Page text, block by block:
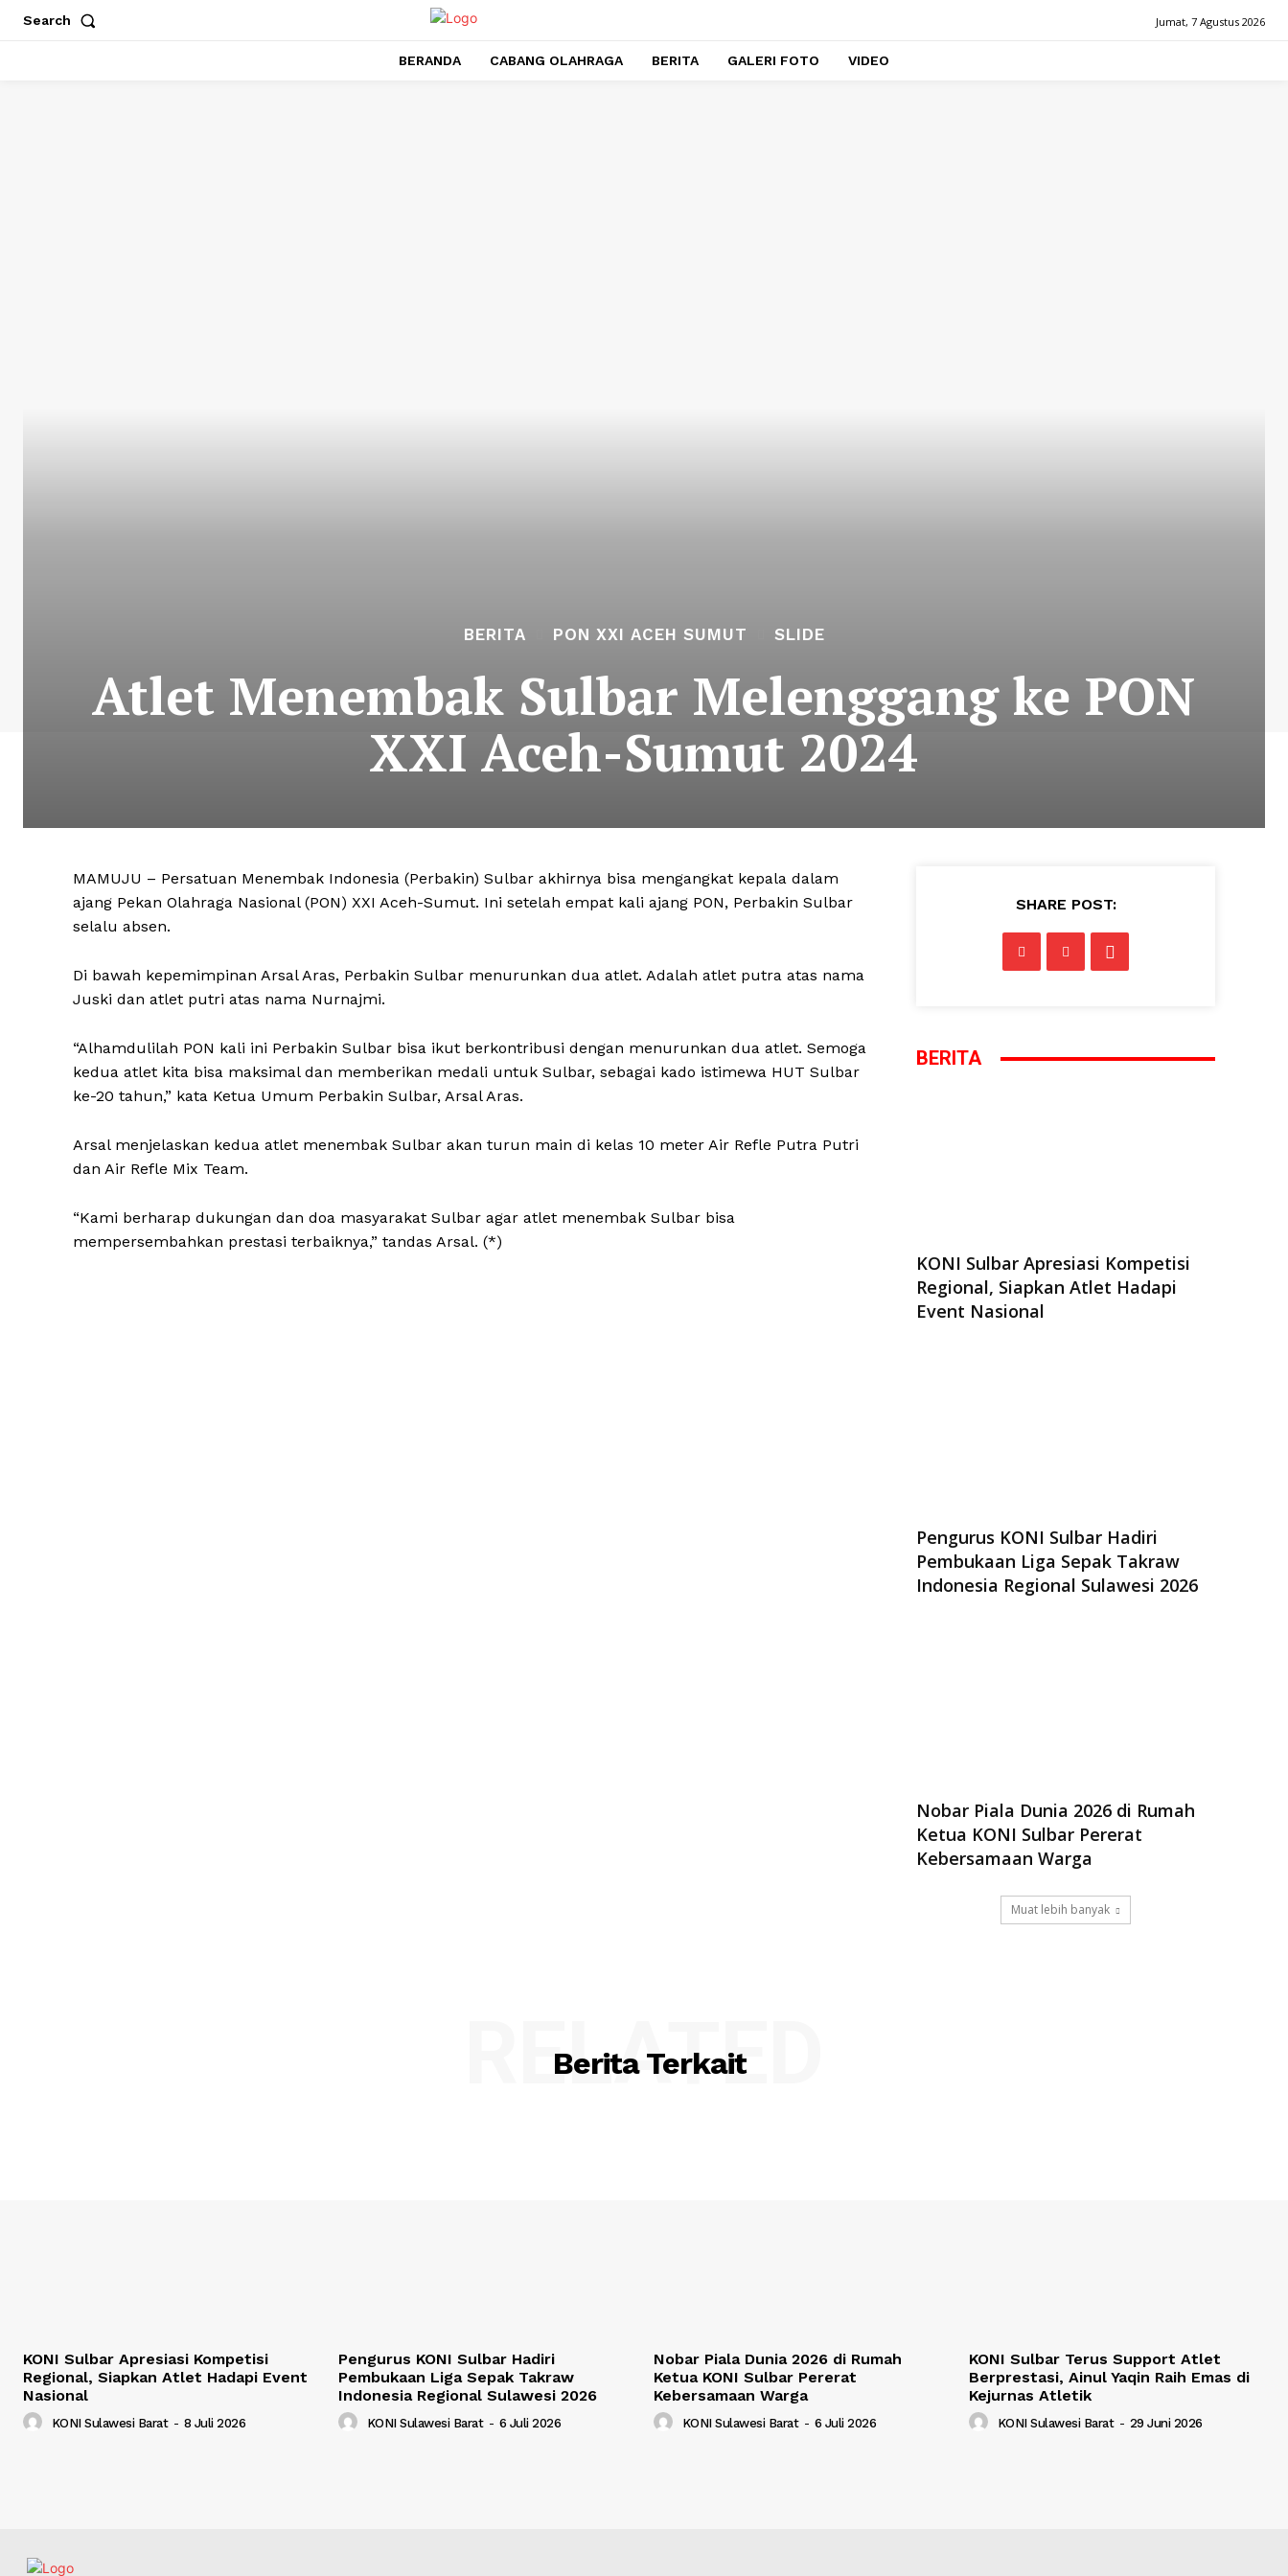
Search Jumat, 7 Agustus 2026
BERANDA CABANG OLAHRAGA BERITA GALERI FOTO VIDEO
BERITA PON XXI ACEH SUMUT SLIDE
Atlet Menembak Sulbar Melenggang ke PON
XXI Aceh-Sumut 2024
MAMUJU – Persatuan Menembak Indonesia (Perbakin) Sulbar akhirnya bisa mengangkat kepala dalam
ajang Pekan Olahraga Nasional (PON) XXI Aceh-Sumut. Ini setelah empat kali ajang PON, Perbakin Sulbar
selalu absen.
Di bawah kepemimpinan Arsal Aras, Perbakin Sulbar menurunkan dua atlet. Adalah atlet putra atas nama
Juski dan atlet putri atas nama Nurnajmi.
“Alhamdulilah PON kali ini Perbakin Sulbar bisa ikut berkontribusi dengan menurunkan dua atlet. Semoga
kedua atlet kita bisa maksimal dan memberikan medali untuk Sulbar, sebagai kado istimewa HUT Sulbar
ke-20 tahun,” kata Ketua Umum Perbakin Sulbar, Arsal Aras.
Arsal menjelaskan kedua atlet menembak Sulbar akan turun main di kelas 10 meter Air Refle Putra Putri
dan Air Refle Mix Team.
“Kami berharap dukungan dan doa masyarakat Sulbar agar atlet menembak Sulbar bisa
mempersembahkan prestasi terbaiknya,” tandas Arsal. (*)
SHARE POST:
BERITA
KONI Sulbar Apresiasi Kompetisi
Regional, Siapkan Atlet Hadapi
Event Nasional
Pengurus KONI Sulbar Hadiri
Pembukaan Liga Sepak Takraw
Indonesia Regional Sulawesi 2026
Nobar Piala Dunia 2026 di Rumah
Ketua KONI Sulbar Pererat
Kebersamaan Warga
Muat lebih banyak
Berita Terkait
RELATED
KONI Sulbar Apresiasi Kompetisi
Regional, Siapkan Atlet Hadapi Event
Nasional
KONI Sulawesi Barat - 8 Juli 2026
Pengurus KONI Sulbar Hadiri
Pembukaan Liga Sepak Takraw
Indonesia Regional Sulawesi 2026
KONI Sulawesi Barat - 6 Juli 2026
Nobar Piala Dunia 2026 di Rumah
Ketua KONI Sulbar Pererat
Kebersamaan Warga
KONI Sulawesi Barat - 6 Juli 2026
KONI Sulbar Terus Support Atlet
Berprestasi, Ainul Yaqin Raih Emas di
Kejurnas Atletik
KONI Sulawesi Barat - 29 Juni 2026